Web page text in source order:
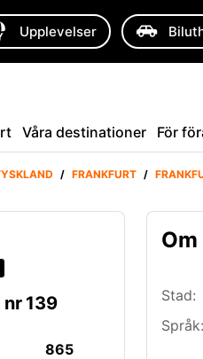
Upplevelser
Våra destinationer För
/ FRANKFURT /
139
865
Stad:
Språk: